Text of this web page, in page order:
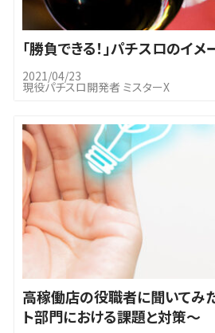
「勝負できる！」パチスロのイメ
2021/04/23
現役パチスロ開発者 ミスターX
高稼働店の役職者に聞いてみ
ト部門における課題と対策～